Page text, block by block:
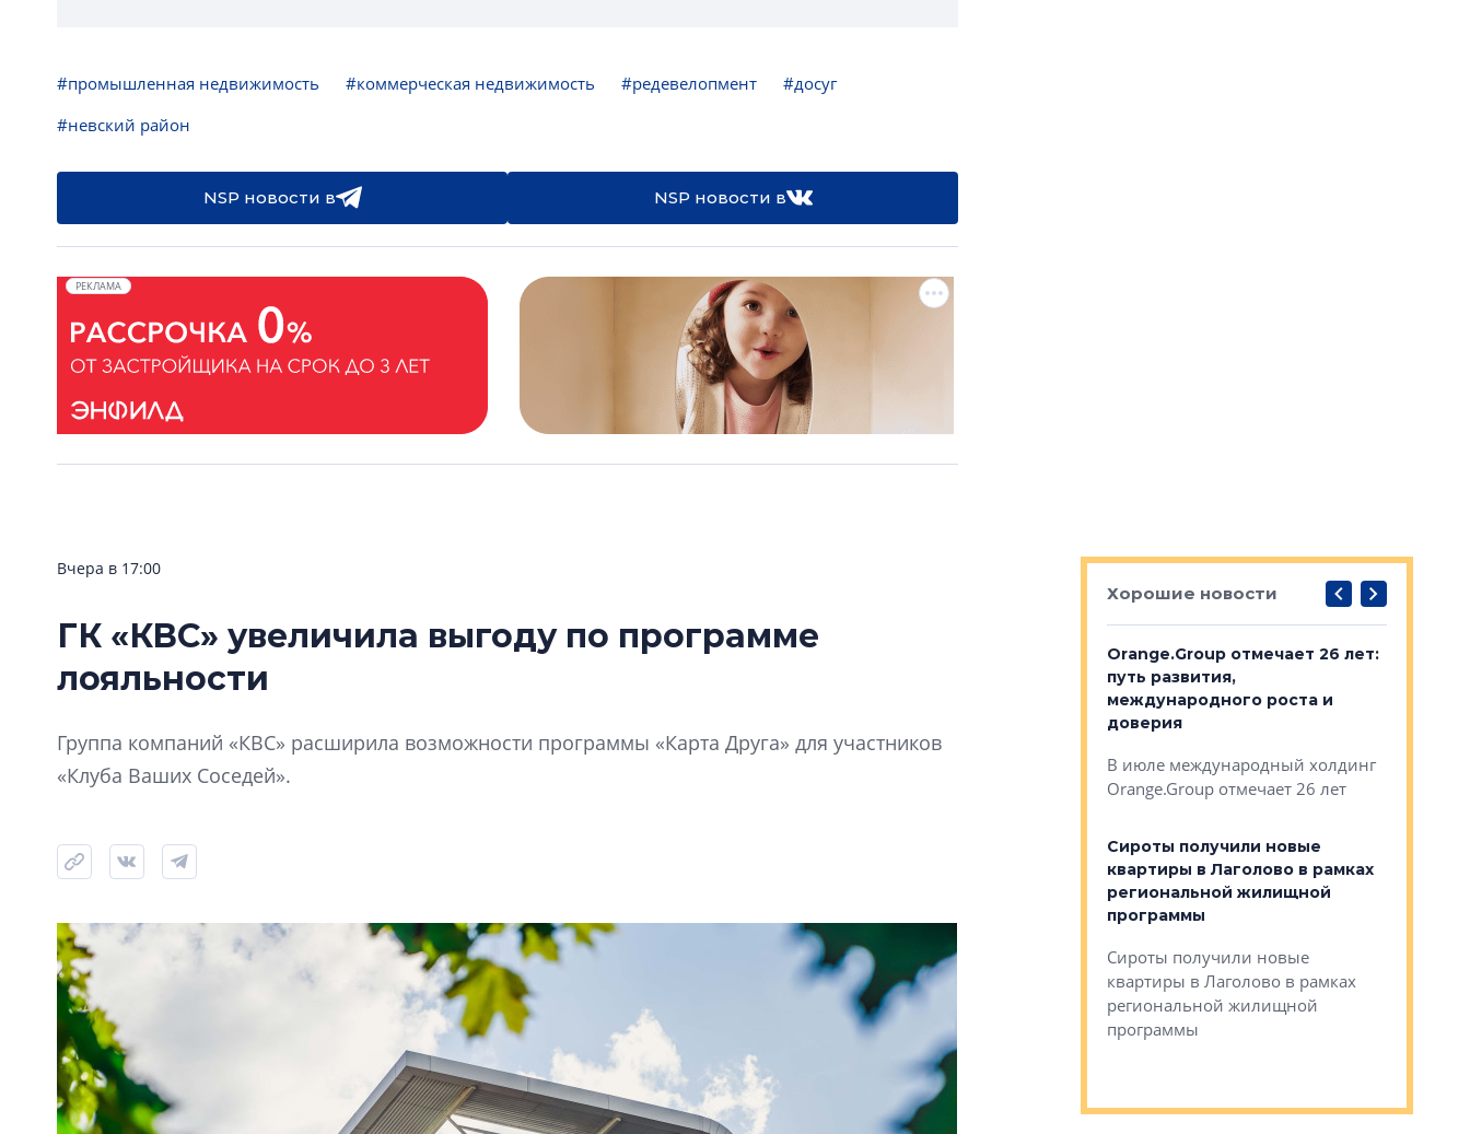
#промышленная недвижимость #коммерческая недвижимость #редевелопмент
#досуг
#невский район
NSP новости в NSP новости в
РЕКЛАМА
Вчера в 17:00
ГК «КВС» увеличила выгоду по программе
лояльности
Группа компаний «КВС» расширила возможности программы «Карта Друга» для участников
«Клуба Ваших Соседей».
Хорошие новости
девятый сезон творческого
В Красногвардейском районе
Петербурга появился еще один
центр совмещенного образования
Orange.Group отмечает 26 лет:
путь развития,
международного роста и
доверия
В июле международный холдинг
Orange.Group отмечает 26 лет
Сироты получили новые
квартиры в Лаголово в рамках
региональной жилищной
программы
Сироты получили новые
квартиры в Лаголово в рамках
региональной жилищной
программы